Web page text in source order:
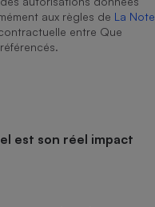
aux règles de La Note
entre Que
est son réel impact